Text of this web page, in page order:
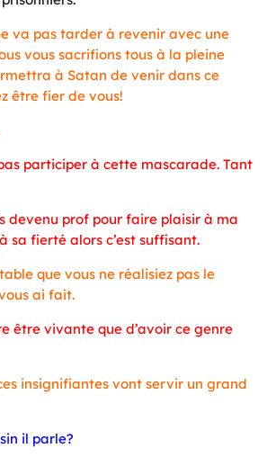
va pas tarder à revenir avec une
vous sacrifions tous à la pleine
à Satan de venir dans ce
être fier de vous!
participer à cette mascarade. Tant
devenu prof pour faire plaisir à ma
sa fierté alors c’est suffisant.
que vous ne réalisiez pas le
ai fait.
être vivante que d’avoir ce genre
insignifiantes vont servir un grand
il parle?